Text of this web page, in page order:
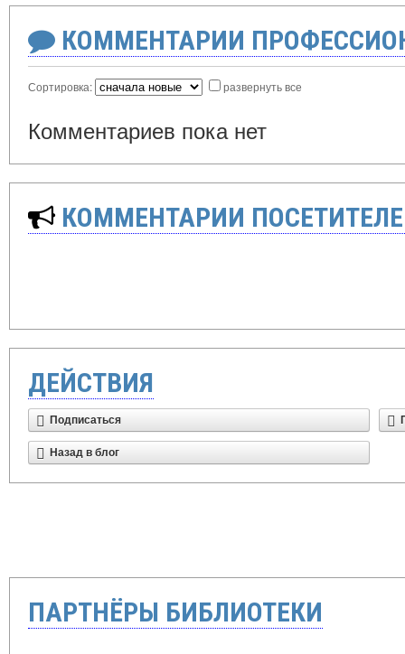
КОММЕНТАРИИ
Сортировка: развернуть все
Комментариев пока нет
КОММЕНТАРИИ
ДЕЙСТВИЯ
Подписаться
Назад в блог
ПАРТНЁРЫ БИБЛИОТЕКИ